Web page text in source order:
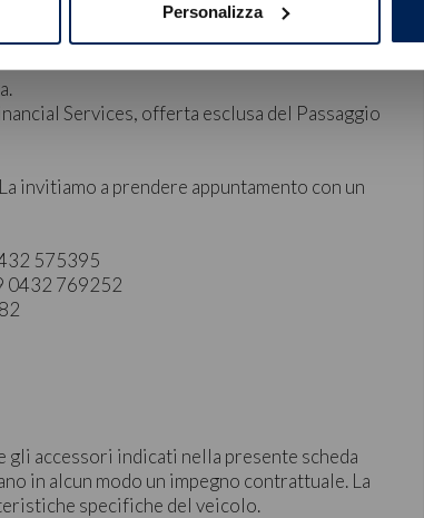
Personalizza
Services, offerta esclusa del Passaggio
invitiamo a prendere appuntamento con un
575395
0432 769252
gli accessori indicati nella presente scheda
in alcun modo un impegno contrattuale. La
specifiche del veicolo.